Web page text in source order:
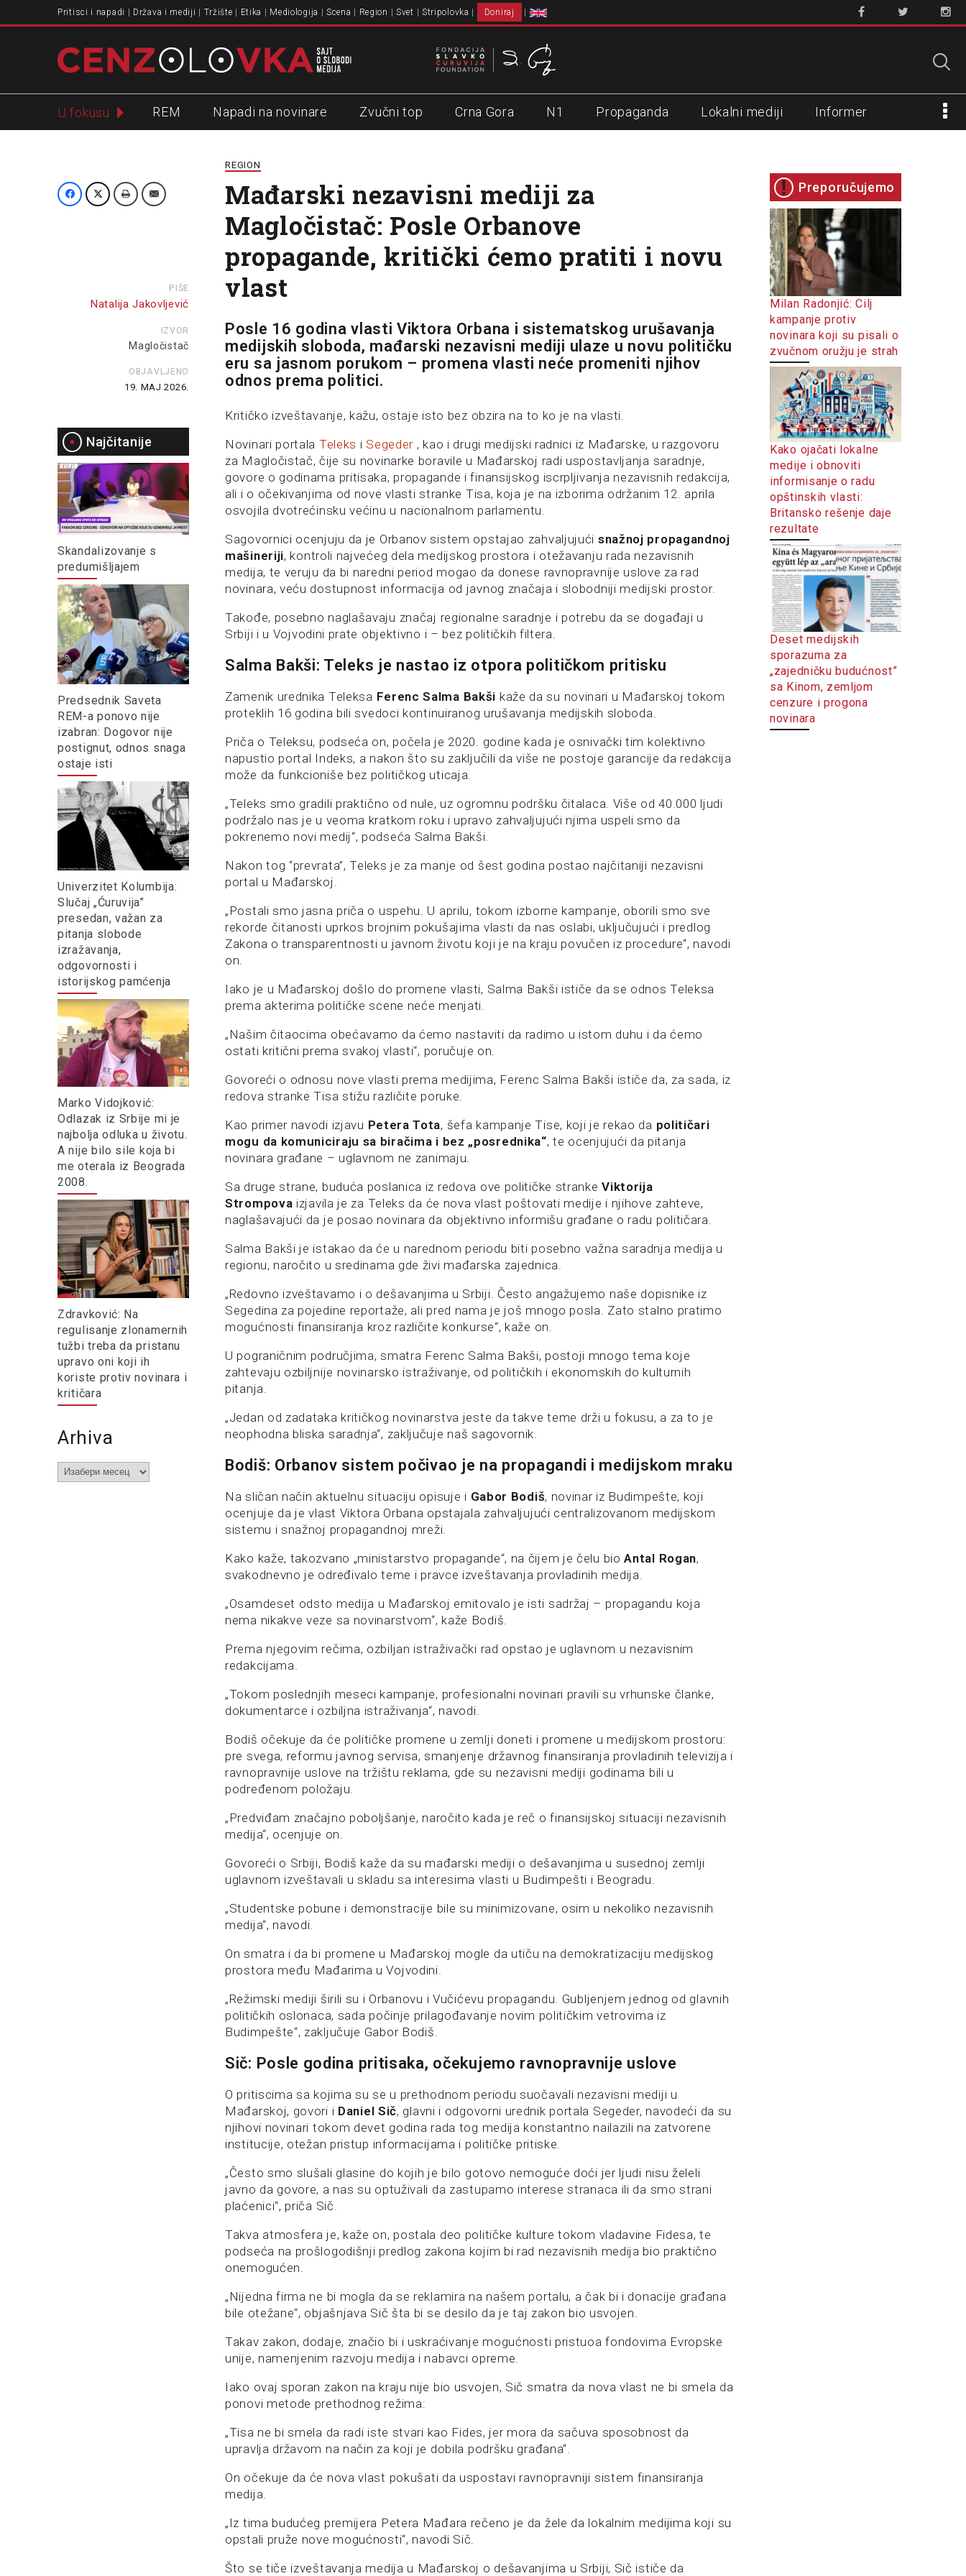
Pritisci i napadi Država i mediji Tržište Etika Mediologija Scena Region Svet Stripolovka Doniraj
U fokusu REM Napadi na novinare Zvučni top Crna Gora N1 Propaganda Lokalni mediji Informer
PIŠE
Natalija Jakovljević
IZVOR
Magločistač
OBJAVLJENO
19. MAJ 2026.
Najčitanije
Skandalizovanje s
predumišljajem
Predsednik Saveta
REM-a ponovo nije
izabran: Dogovor nije
postignut, odnos snaga
ostaje isti
Univerzitet Kolumbija:
Slučaj „Ćuruvija”
presedan, važan za
pitanja slobode
izražavanja,
odgovornosti i
istorijskog pamćenja
Marko Vidojković:
Odlazak iz Srbije mi je
najbolja odluka u životu.
A nije bilo sile koja bi
me oterala iz Beograda
2008.
Zdravković: Na
regulisanje zlonamernih
tužbi treba da pristanu
upravo oni koji ih
koriste protiv novinara i
kritičara
Arhiva
Arhiva
REGION
Mađarski nezavisni mediji za
Magločistač: Posle Orbanove
propagande, kritički ćemo pratiti i novu
vlast
Posle 16 godina vlasti Viktora Orbana i sistematskog urušavanja
medijskih sloboda, mađarski nezavisni mediji ulaze u novu političku
eru sa jasnom porukom – promena vlasti neće promeniti njihov
odnos prema politici.
Kritičko izveštavanje, kažu, ostaje isto bez obzira na to ko je na vlasti.
Novinari portala Teleks i Segeder , kao i drugi medijski radnici iz Mađarske, u razgovoru
za Magločistač, čije su novinarke boravile u Mađarskoj radi uspostavljanja saradnje,
govore o godinama pritisaka, propagande i finansijskog iscrpljivanja nezavisnih redakcija,
ali i o očekivanjima od nove vlasti stranke Tisa, koja je na izborima održanim 12. aprila
osvojila dvotrećinsku većinu u nacionalnom parlamentu.
Sagovornici ocenjuju da je Orbanov sistem opstajao zahvaljujući snažnoj propagandnoj
mašineriji, kontroli najvećeg dela medijskog prostora i otežavanju rada nezavisnih
medija, te veruju da bi naredni period mogao da donese ravnopravnije uslove za rad
novinara, veću dostupnost informacija od javnog značaja i slobodniji medijski prostor.
Takođe, posebno naglašavaju značaj regionalne saradnje i potrebu da se događaji u
Srbiji i u Vojvodini prate objektivno i – bez političkih filtera.
Salma Bakši: Teleks je nastao iz otpora političkom pritisku
Zamenik urednika Teleksa Ferenc Salma Bakši kaže da su novinari u Mađarskoj tokom
proteklih 16 godina bili svedoci kontinuiranog urušavanja medijskih sloboda.
Priča o Teleksu, podseća on, počela je 2020. godine kada je osnivački tim kolektivno
napustio portal Indeks, a nakon što su zaključili da više ne postoje garancije da redakcija
može da funkcioniše bez političkog uticaja.
„Teleks smo gradili praktično od nule, uz ogromnu podršku čitalaca. Više od 40.000 ljudi
podržalo nas je u veoma kratkom roku i upravo zahvaljujući njima uspeli smo da
pokrenemo novi medij“, podseća Salma Bakši.
Nakon tog “prevrata”, Teleks je za manje od šest godina postao najčitaniji nezavisni
portal u Mađarskoj.
„Postali smo jasna priča o uspehu. U aprilu, tokom izborne kampanje, oborili smo sve
rekorde čitanosti uprkos brojnim pokušajima vlasti da nas oslabi, uključujući i predlog
Zakona o transparentnosti u javnom životu koji je na kraju povučen iz procedure“, navodi
on.
Iako je u Mađarskoj došlo do promene vlasti, Salma Bakši ističe da se odnos Teleksa
prema akterima političke scene neće menjati.
„Našim čitaocima obećavamo da ćemo nastaviti da radimo u istom duhu i da ćemo
ostati kritični prema svakoj vlasti“, poručuje on.
Govoreći o odnosu nove vlasti prema medijima, Ferenc Salma Bakši ističe da, za sada, iz
redova stranke Tisa stižu različite poruke.
Kao primer navodi izjavu Petera Tota, šefa kampanje Tise, koji je rekao da političari
mogu da komuniciraju sa biračima i bez „posrednika“, te ocenjujući da pitanja
novinara građane – uglavnom ne zanimaju.
Sa druge strane, buduća poslanica iz redova ove političke strankeViktorija
Strompova izjavila je za Teleks da će nova vlast poštovati medije i njihove zahteve,
naglašavajući da je posao novinara da objektivno informišu građane o radu političara.
Salma Bakši je istakao da će u narednom periodu biti posebno važna saradnja medija u
regionu, naročito u sredinama gde živi mađarska zajednica.
„Redovno izveštavamo i o dešavanjima u Srbiji. Često angažujemo naše dopisnike iz
Segedina za pojedine reportaže, ali pred nama je još mnogo posla. Zato stalno pratimo
mogućnosti finansiranja kroz različite konkurse“, kaže on.
U pograničnim područjima, smatra Ferenc Salma Bakši, postoji mnogo tema koje
zahtevaju ozbiljnije novinarsko istraživanje, od političkih i ekonomskih do kulturnih
pitanja.
„Jedan od zadataka kritičkog novinarstva jeste da takve teme drži u fokusu, a za to je
neophodna bliska saradnja“, zaključuje naš sagovornik.
Bodiš: Orbanov sistem počivao je na propagandi i medijskom mraku
Na sličan način aktuelnu situaciju opisuje i Gabor Bodiš, novinar iz Budimpešte, koji
ocenjuje da je vlast Viktora Orbana opstajala zahvaljujući centralizovanom medijskom
sistemu i snažnoj propagandnoj mreži.
Kako kaže, takozvano „ministarstvo propagande“, na čijem je čelu bioAntal Rogan,
svakodnevno je određivalo teme i pravce izveštavanja provladinih medija.
„Osamdeset odsto medija u Mađarskoj emitovalo je isti sadržaj – propagandu koja
nema nikakve veze sa novinarstvom“, kaže Bodiš.
Prema njegovim rečima, ozbiljan istraživački rad opstao je uglavnom u nezavisnim
redakcijama.
„Tokom poslednjih meseci kampanje, profesionalni novinari pravili su vrhunske članke,
dokumentarce i ozbiljna istraživanja“, navodi.
Bodiš očekuje da će političke promene u zemlji doneti i promene u medijskom prostoru:
pre svega, reformu javnog servisa, smanjenje državnog finansiranja provladinih televizija i
ravnopravnije uslove na tržištu reklama, gde su nezavisni mediji godinama bili u
podređenom položaju.
„Predviđam značajno poboljšanje, naročito kada je reč o finansijskoj situaciji nezavisnih
medija“, ocenjuje on.
Govoreći o Srbiji, Bodiš kaže da su mađarski mediji o dešavanjima u susednoj zemlji
uglavnom izveštavali u skladu sa interesima vlasti u Budimpešti i Beogradu.
„Studentske pobune i demonstracije bile su minimizovane, osim u nekoliko nezavisnih
medija“, navodi.
On smatra i da bi promene u Mađarskoj mogle da utiču na demokratizaciju medijskog
prostora među Mađarima u Vojvodini.
„Režimski mediji širili su i Orbanovu i Vučićevu propagandu. Gubljenjem jednog od glavnih
političkih oslonaca, sada počinje prilagođavanje novim političkim vetrovima iz
Budimpešte“, zaključuje Gabor Bodiš.
Sič: Posle godina pritisaka, očekujemo ravnopravnije uslove
O pritiscima sa kojima su se u prethodnom periodu suočavali nezavisni mediji u
Mađarskoj, govori i Daniel Sič, glavni i odgovorni urednik portala Segeder, navodeći da su
njihovi novinari tokom devet godina rada tog medija konstantno nailazili na zatvorene
institucije, otežan pristup informacijama i političke pritiske.
„Često smo slušali glasine do kojih je bilo gotovo nemoguće doći jer ljudi nisu želeli
javno da govore, a nas su optuživali da zastupamo interese stranaca ili da smo strani
plaćenici“, priča Sič.
Takva atmosfera je, kaže on, postala deo političke kulture tokom vladavine Fidesa, te
podseća na prošlogodišnji predlog zakona kojim bi rad nezavisnih medija bio praktično
onemogućen.
„Nijedna firma ne bi mogla da se reklamira na našem portalu, a čak bi i donacije građana
bile otežane“, objašnjava Sič šta bi se desilo da je taj zakon bio usvojen.
Takav zakon, dodaje, značio bi i uskraćivanje mogućnosti pristuoa fondovima Evropske
unije, namenjenim razvoju medija i nabavci opreme.
Iako ovaj sporan zakon na kraju nije bio usvojen, Sič smatra da nova vlast ne bi smela da
ponovi metode prethodnog režima:
„Tisa ne bi smela da radi iste stvari kao Fides, jer mora da sačuva sposobnost da
upravlja državom na način za koji je dobila podršku građana“.
On očekuje da će nova vlast pokušati da uspostavi ravnopravniji sistem finansiranja
medija.
„Iz tima budućeg premijera Petera Mađara rečeno je da žele da lokalnim medijima koji su
opstali pruže nove mogućnosti“, navodi Sič.
Što se tiče izveštavanja medija u Mađarskoj o dešavanjima u Srbiji, Sič ističe da
Preporučujemo
Milan Radonjić: Cilj
kampanje protiv
novinara koji su pisali o
zvučnom oružju je strah
Kako ojačati lokalne
medije i obnoviti
informisanje o radu
opštinskih vlasti:
Britansko rešenje daje
rezultate
Deset medijskih
sporazuma za
„zajedničku budućnost”
sa Kinom, zemljom
cenzure i progona
novinara